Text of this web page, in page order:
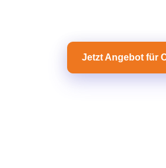
Jetzt Angebot für